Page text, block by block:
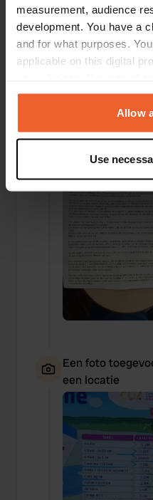
measurement, audience
development. You have a
and for what purposes.
applicable on this digital
any time from the Cookie
the Privacy trigger icon.
Collect information
which can be
Identify your device
specific
Find out more about how
and set your preferences
We use cookies to
provide social media
We also share information
may combine it with other
provided to them or that
of their services.
Allow
Use
Een foto
Een foto
een locatie